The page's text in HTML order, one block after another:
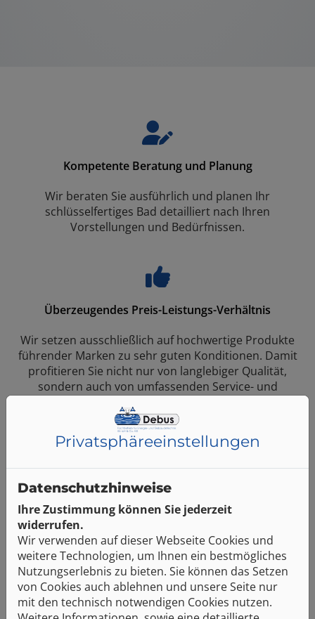
Kompetente Beratung und Planung
Wir beraten Sie ausführlich und planen Ihr
schlüsselfertiges Bad detailliert nach Ihren
Vorstellungen und Bedürfnissen.
Überzeugendes Preis-Leistungs-Verhältnis
Wir setzen ausschließlich auf hochwertige Produkte
führender Marken zu sehr guten Konditionen. Damit
profitieren Sie nicht nur von langlebiger Qualität,
sondern auch von umfassenden Service- und
natürlich alles drin – von Planung, Demontage und
Entsorgung bis hin zu Toilettenbürste und
Handtuchhalter.
Zuverlässige und termingerechte Installation
Bei allen Arbeiten rund um die Installation Ihres Bads
haben Sie nur einen Fachbetrieb als
Ansprechpartner, der sich um alles kümmert. Wir
koordinieren alle Gewerke – von Trockenbau über
Privatsphäre­einstellungen
Datenschutzhinweise
Ihre Zustimmung können Sie jederzeit
widerrufen.
Wir verwenden auf dieser Webseite Cookies und
weitere Technologien, um Ihnen ein bestmögliches
Nutzungserlebnis zu bieten. Sie können das Setzen
von Cookies auch ablehnen und unsere Seite nur
mit den technisch notwendigen Cookies nutzen.